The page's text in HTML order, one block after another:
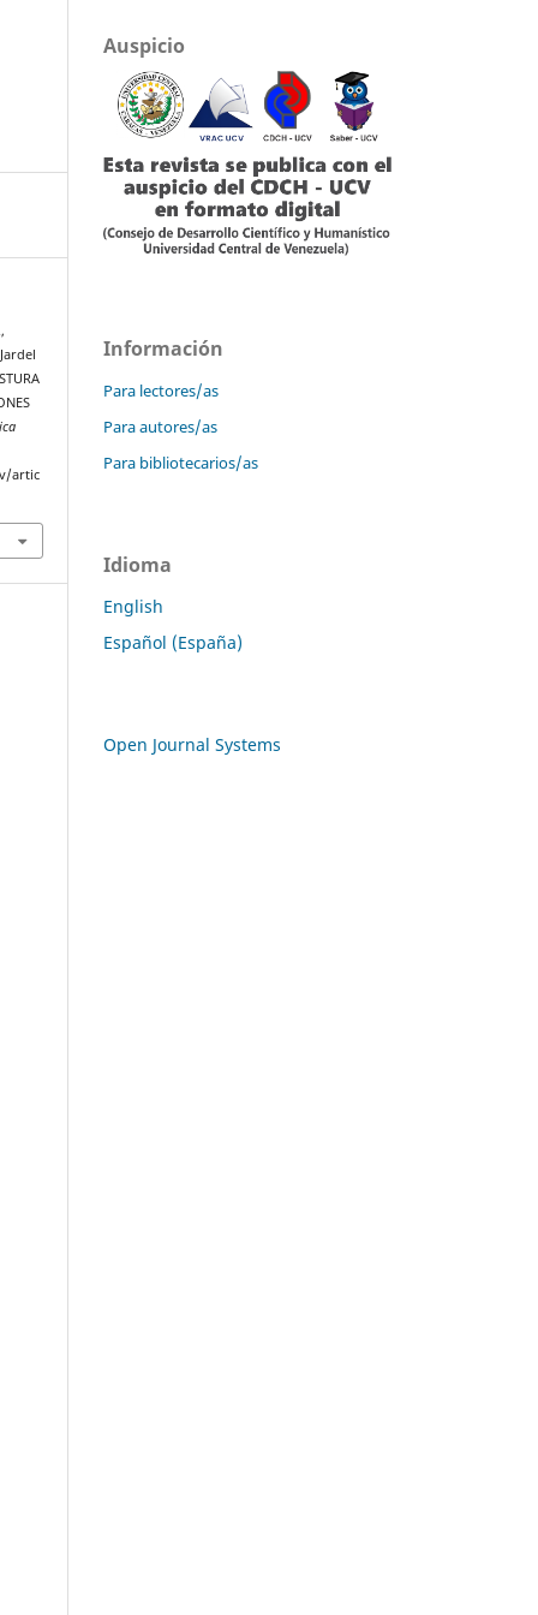
artic
Auspicio
Información
Para lectores/as
Para autores/as
Para bibliotecarios/as
Idioma
English
Español (España)
Open Journal Systems